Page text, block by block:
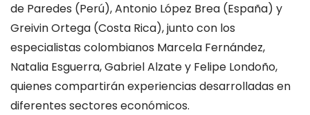
de Paredes (Perú), Antonio López Brea (España) y
Greivin Ortega (Costa Rica), junto con los
especialistas colombianos Marcela Fernández,
Natalia Esguerra, Gabriel Alzate y Felipe Londoño,
quienes compartirán experiencias desarrolladas en
diferentes sectores económicos.